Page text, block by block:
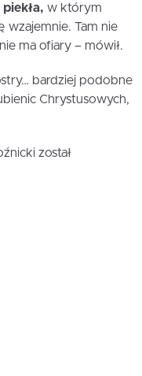
w którym
wzajemnie. Tam nie
ma ofiary – mówił.
bardziej podobne
Chrystusowych,
został